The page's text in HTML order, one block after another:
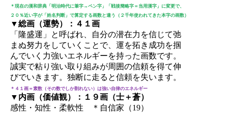
＊現在の漢和辞典「明治時代に筆字→ペン字」「戦後簡略字＝当用漢字」に変更で、
２０％近い字が「姓名判断」で算定する画数と違う（２千年使われてきた本字の画数）
▼総画（運勢）：４１画
「隆盛運」と呼ばれ、自分の潜在力を信じて弛
まぬ努力をしていくことで、運を拓き成功を掴
んでいく力強いエネルギーを持った画数です。
誠実で粘り強い取り組みが周囲の信頼を得て伸
びでいきます。独断に走ると信頼を失います。
＊４１画＝素数（その数でしか割れない）は強い自律のエネルギー
▼内画（価値観）：１９画（士＋蒼）
感性・知性・柔軟性 ＊自信家（19）